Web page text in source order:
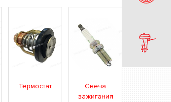
Термостат
Свеча
зажигания